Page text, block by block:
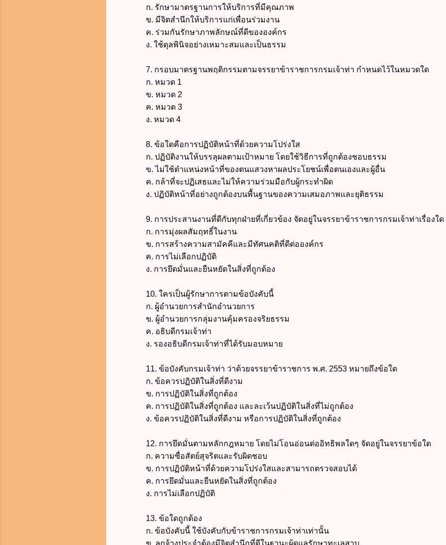
ก. รักษามาตรฐานการให้บริการที่มีคุณภาพ
ข. มีจิตสำนึกให้บริการแก่เพื่อนร่วมงาน
ค. ร่วมกันรักษาภาพลักษณ์ที่ดีขององค์กร
ง. ใช้ดุลพินิจอย่างเหมาะสมและเป็นธรรม
7. กรอบมาตรฐานพฤติกรรมตามจรรยาข้าราชการกรมเจ้าท่า กำหนดไว้ในหมวดใด
ก. หมวด 1
ข. หมวด 2
ค. หมวด 3
ง. หมวด 4
8. ข้อใดคือการปฏิบัติหน้าที่ด้วยความโปร่งใส
ก. ปฏิบัติงานให้บรรลุผลตามเป้าหมาย โดยใช้วิธีการที่ถูกต้องชอบธรรม
ข. ไม่ใช้ตำแหน่งหน้าที่ของตนแสวงหาผลประโยชน์เพื่อตนเองและผู้อื่น
ค. กล้าที่จะปฏิเสธและไม่ให้ความร่วมมือกับผู้กระทำผิด
ง. ปฏิบัติหน้าที่อย่างถูกต้องบนพื้นฐานของความเสมอภาพและยุติธรรม
9. การประสานงานที่ดีกับทุกฝ่ายที่เกี่ยวข้อง จัดอยู่ในจรรยาข้าราชการกรมเจ้าท่าเรื่องใด
ก. การมุ่งผลสัมฤทธิ์ในงาน
ข. การสร้างความสามัคคีและมีทัศนคติที่ดีต่อองค์กร
ค. การไม่เลือกปฏิบัติ
ง. การยึดมั่นและยืนหยัดในสิ่งที่ถูกต้อง
10. ใครเป็นผู้รักษาการตามข้อบังคับนี้
ก. ผู้อำนวยการสำนักอำนวยการ
ข. ผู้อำนวยการกลุ่มงานคุ้มครองจริยธรรม
ค. อธิบดีกรมเจ้าท่า
ง. รองอธิบดีกรมเจ้าท่าที่ได้รับมอบหมาย
11. ข้อบังคับกรมเจ้าท่า ว่าด้วยจรรยาข้าราชการ พ.ศ. 2553 หมายถึงข้อใด
ก. ข้อควรปฏิบัติในสิ่งที่ดีงาม
ข. การปฏิบัติในสิ่งที่ถูกต้อง
ค. การปฏิบัติในสิ่งที่ถูกต้อง และละเว้นปฏิบัติในสิ่งที่ไม่ถูกต้อง
ง. ข้อควรปฏิบัติในสิ่งที่ดีงาม หรือการปฏิบัติในสิ่งที่ถูกต้อง
12. การยึดมั่นตามหลักกฎหมาย โดยไม่โอนอ่อนต่ออิทธิพลใดๆ จัดอยู่ในจรรยาข้อใด
ก. ความซื่อสัตย์สุจริตและรับผิดชอบ
ข. การปฏิบัติหน้าที่ด้วยความโปร่งใสและสามารถตรวจสอบได้
ค. การยึดมั่นและยืนหยัดในสิ่งที่ถูกต้อง
ง. การไม่เลือกปฏิบัติ
13. ข้อใดถูกต้อง
ก. ข้อบังคับนี้ ใช้บังคับกับข้าราชการกรมเจ้าท่าเท่านั้น
ข. ลูกจ้างประจำต้องมีจิตสำนึกที่ดีในฐานะผู้ดูแลรักษาทะเลสาบ